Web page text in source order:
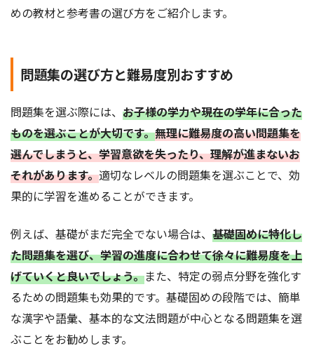
めの教材と参考書の選び方をご紹介します。
問題集の選び方と難易度別おすすめ
問題集を選ぶ際には、 お子様の学力や現在の学年に合った
ものを選ぶことが大切です。無理に難易度の高い問題集を
選んでしまうと、学習意欲を失ったり、理解が進まないお
それがあります。適切なレベルの問題集を選ぶことで、効
果的に学習を進めることができます。
例えば、基礎がまだ完全でない場合は、 基礎固めに特化し
た問題集を選び、学習の進度に合わせて徐々に難易度を上
げていくと良いでしょう。また、特定の弱点分野を強化す
るための問題集も効果的です。基礎固めの段階では、簡単
な漢字や語彙、基本的な文法問題が中心となる問題集を選
ぶことをお勧めします。